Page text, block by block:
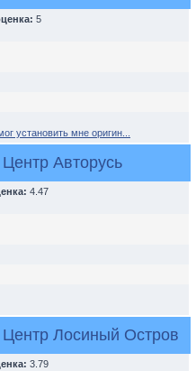
5
установить мне оригин...
Авторусь
4.47
Центр Лосиный Остров
3.79